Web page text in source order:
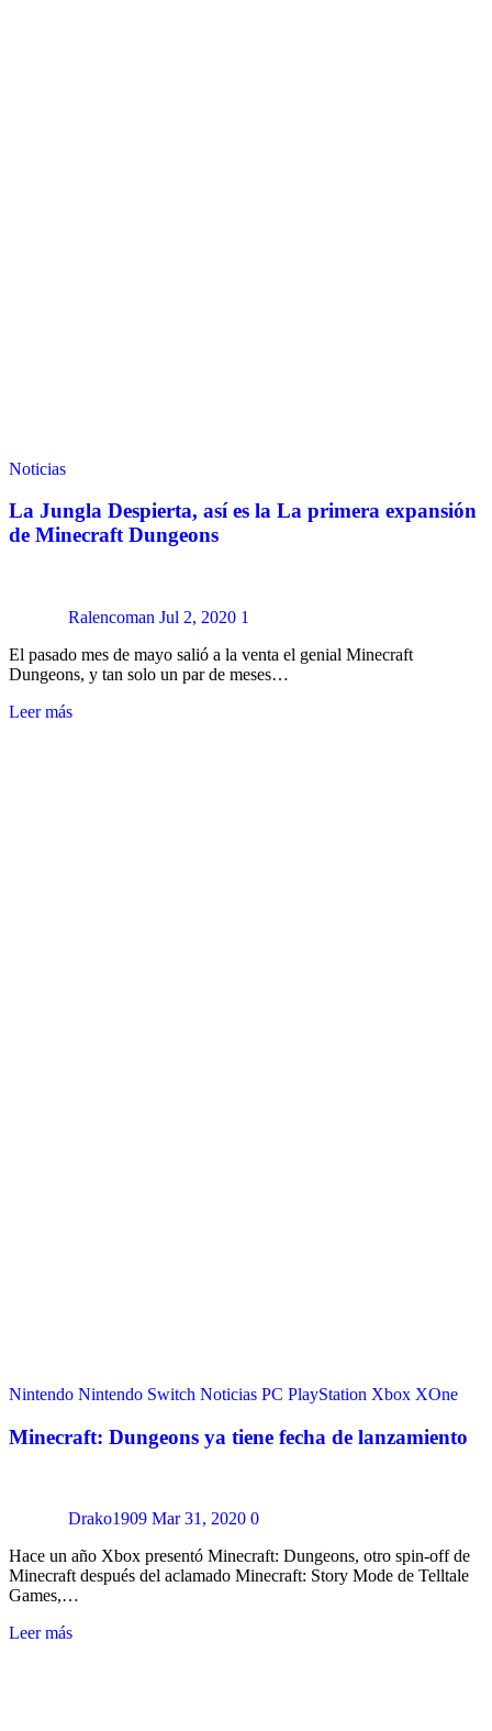
Noticias
La Jungla Despierta, así es la La primera expansión
de Minecraft Dungeons
Ralencoman Jul 2, 2020 1
El pasado mes de mayo salió a la venta el genial Minecraft
Dungeons, y tan solo un par de meses…
Leer más
Nintendo Nintendo Switch Noticias PC PlayStation Xbox XOne
Minecraft: Dungeons ya tiene fecha de lanzamiento
Drako1909 Mar 31, 2020 0
Hace un año Xbox presentó Minecraft: Dungeons, otro spin-off de
Minecraft después del aclamado Minecraft: Story Mode de Telltale
Games,…
Leer más